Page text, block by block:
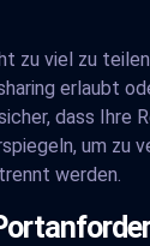
zu viel zu
erlaubt
dass Ihre
um zu
werden.